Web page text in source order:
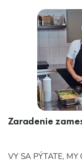
oblečenia.
Zaradenie
VY SA PÝTATE, MY